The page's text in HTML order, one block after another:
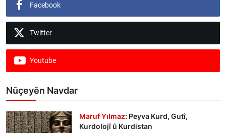
Facebook
Twitter
Youtube
Nûçeyên Navdar
Maruf Yılmaz: Peyva Kurd, Gutî,
Kurdolojî û Kurdistan